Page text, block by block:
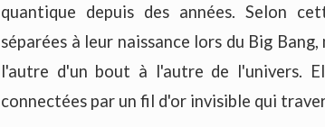
quantique depuis des années. Selon
séparées à leur naissance lors du Big
l'autre d'un bout à l'autre de l'univers.
connectées par un fil d'or invisible qui